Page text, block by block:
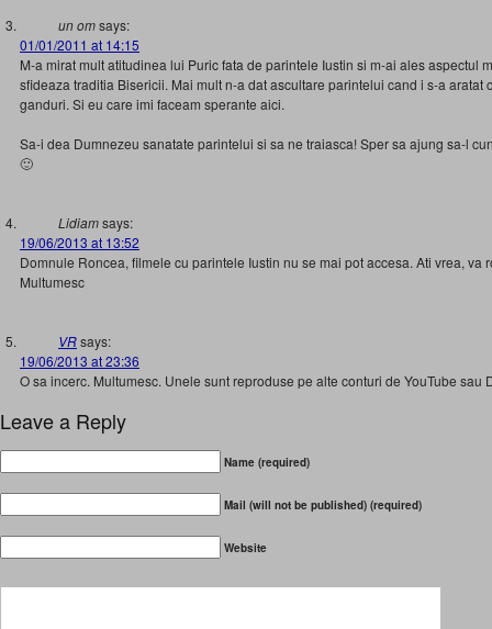
un omsays:
01/01/2011 at 14:15
M-a mirat mult atitudinea lui Puric fata de parintele Iustin si m-ai ales aspectul
sfideaza traditia Bisericii. Mai mult n-a dat ascultare parintelui cand i s-a aratat
ganduri. Si eu care imi faceam sperante aici.
Sa-i dea Dumnezeu sanatate parintelui si sa ne traiasca! Sper sa ajung sa-l
🙂
Lidiamsays:
19/06/2013 at 13:52
Domnule Roncea, filmele cu parintele Iustin nu se mai pot accesa. Ati vrea, va
Multumesc
VRsays:
19/06/2013 at 23:36
O sa incerc. Multumesc. Unele sunt reproduse pe alte conturi de YouTube sau
Leave a Reply
Name (required)
Mail (will not be published) (required)
Website